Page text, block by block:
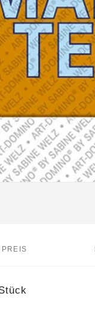
PREIS